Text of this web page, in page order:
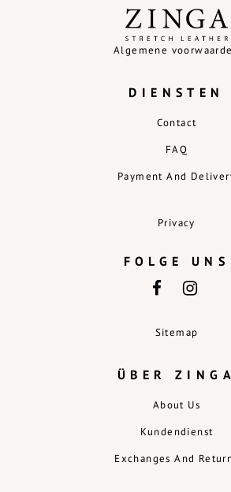
Algemene
DIENSTEN
Contact
FAQ
Payment And
Privacy
ÜBER ZINGA
About Us
Kundendienst
Exchanges And
FOLGE UNS
Sitemap